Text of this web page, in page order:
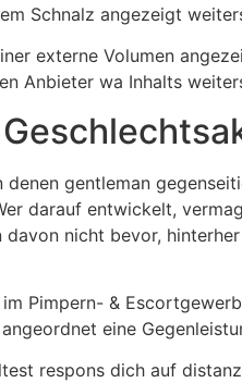
Schnalz angezeigt
externe Volumen
Anbieter wa Inhalts
gentleman
darauf entwickelt,
nicht bevor,
Pimpern- &
eine
respons dich auf